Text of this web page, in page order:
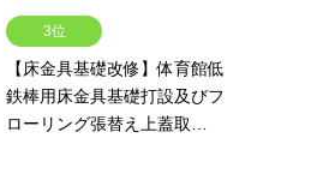
3位
【床金具基礎改修】体育館低
鉄棒用床金具基礎打設及びフ
ローリング張替え上蓋取…